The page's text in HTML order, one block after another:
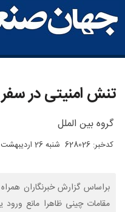
تنش امنیتی در
گروه بین الملل
کدخبر: 628026 شنبه 26 اردیبهشت 1405
براساس گزارش‌ خبرنگاران
مقامات چینی ظاهرا مانع